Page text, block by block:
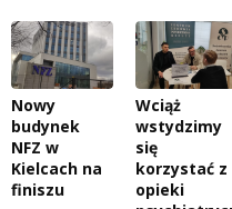
Nowy
budynek
NFZ w
Kielcach na
finiszu
Wciąż
wstydzimy
się
korzystać z
opieki